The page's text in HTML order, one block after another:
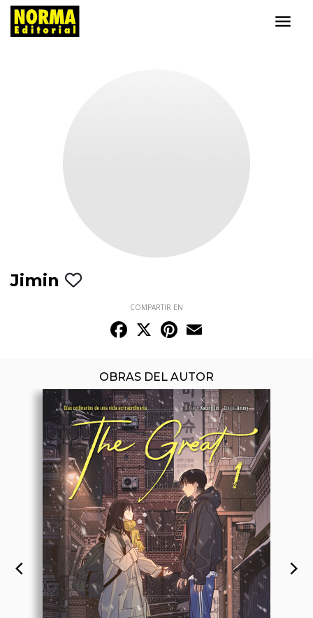
Jimin
COMPARTIR EN
Facebook
X Pinterest
OBRAS DEL AUTOR